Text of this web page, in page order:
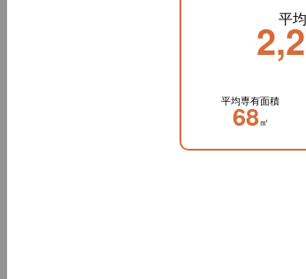
平
平均専有面積
68㎡